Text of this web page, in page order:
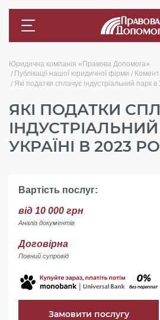
Юридична компанія «Правова Допомога»
Публікації нашої юридичної фірми
Які податки сплачує індустріальний парк в
ЯКІ ПОДАТКИ
УКРАЇНІ В 2023
Вартість послуг:
від 10 000 грн
Аналіз документів
Договірна
Повний супровід
Замовити послугу